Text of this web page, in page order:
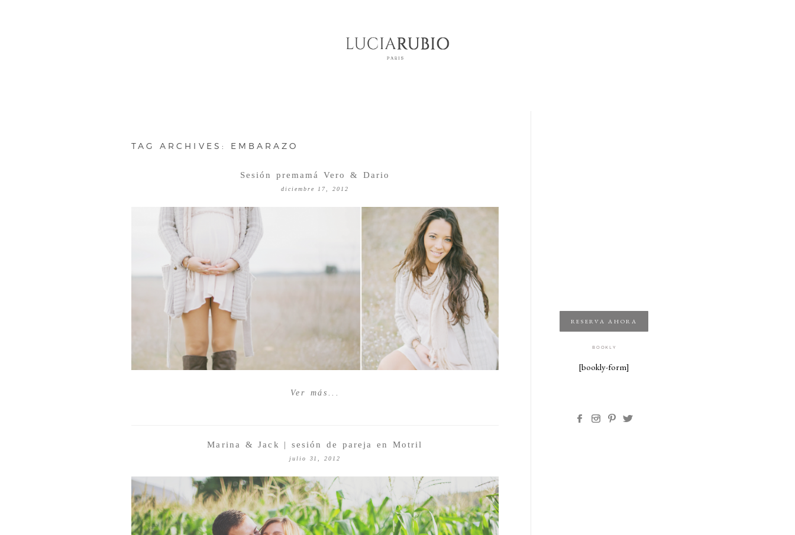
TAG ARCHIVES: EMBARAZO
Sesión premamá Vero & Dario
diciembre 17, 2012
Ver más...
Marina & Jack | sesión de pareja en Motril
julio 31, 2012
RESERVA AHORA
BOOKLY
[bookly-form]